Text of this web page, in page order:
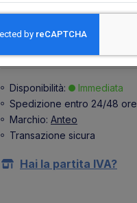
+ 11,88 €
Disponibilità:
Immediata
Spedizione entro 24/48 ore
Marchio: Anteo
Transazione sicura
Hai la partita IVA?